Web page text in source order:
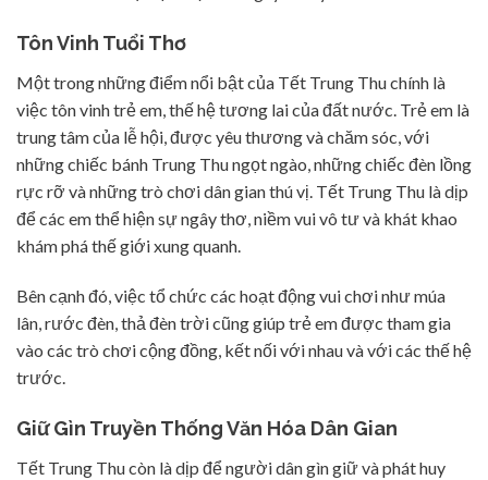
Tôn Vinh Tuổi Thơ
Một trong những điểm nổi bật của Tết Trung Thu chính là
việc tôn vinh trẻ em, thế hệ tương lai của đất nước. Trẻ em là
trung tâm của lễ hội, được yêu thương và chăm sóc, với
những chiếc bánh Trung Thu ngọt ngào, những chiếc đèn lồng
rực rỡ và những trò chơi dân gian thú vị. Tết Trung Thu là dịp
để các em thể hiện sự ngây thơ, niềm vui vô tư và khát khao
khám phá thế giới xung quanh.
Bên cạnh đó, việc tổ chức các hoạt động vui chơi như múa
lân, rước đèn, thả đèn trời cũng giúp trẻ em được tham gia
vào các trò chơi cộng đồng, kết nối với nhau và với các thế hệ
trước.
Giữ Gìn Truyền Thống Văn Hóa Dân Gian
Tết Trung Thu còn là dịp để người dân gìn giữ và phát huy